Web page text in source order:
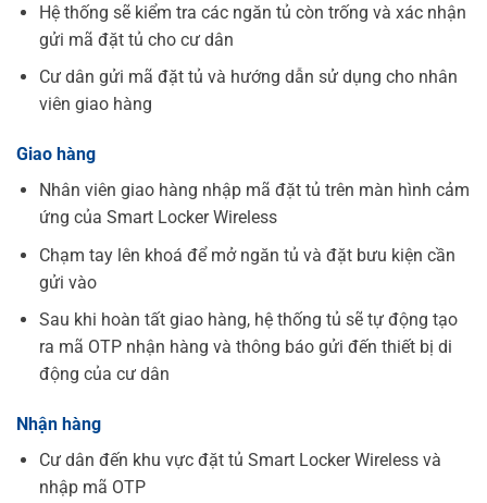
Hệ thống sẽ kiểm tra các ngăn tủ còn trống và xác nhận
gửi mã đặt tủ cho cư dân
Cư dân gửi mã đặt tủ và hướng dẫn sử dụng cho nhân
viên giao hàng
Giao hàng
Nhân viên giao hàng nhập mã đặt tủ trên màn hình cảm
ứng của Smart Locker Wireless
Chạm tay lên khoá để mở ngăn tủ và đặt bưu kiện cần
gửi vào
Sau khi hoàn tất giao hàng, hệ thống tủ sẽ tự động tạo
ra mã OTP nhận hàng và thông báo gửi đến thiết bị di
động của cư dân
Nhận hàng
Cư dân đến khu vực đặt tủ Smart Locker Wireless và
nhập mã OTP